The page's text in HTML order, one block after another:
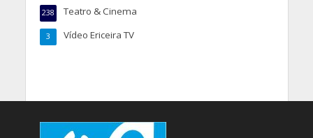
Teatro & Cinema
238
Vídeo Ericeira TV
3